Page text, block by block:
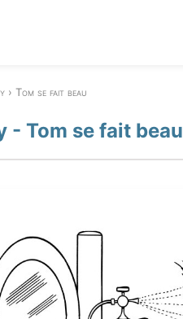
Tom se fait beau
- Tom se fait beau